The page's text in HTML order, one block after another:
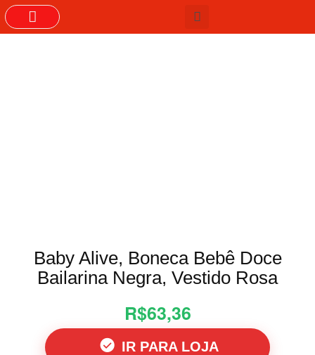
Baby Alive, Boneca Bebê Doce
Bailarina Negra, Vestido Rosa
R$63,36
IR PARA LOJA